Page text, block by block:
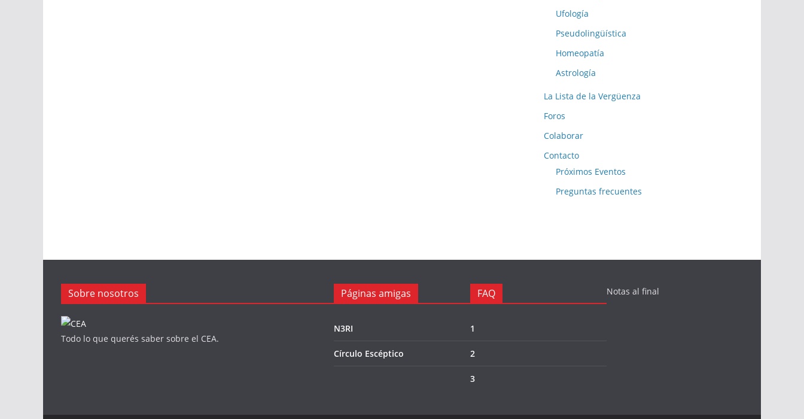
Ufología
Pseudolingüística
Homeopatía
Astrología
La Lista de la Vergüenza
Foros
Colaborar
Contacto
Próximos Eventos
Preguntas frecuentes
Sobre nosotros
Todo lo que querés saber sobre el CEA.
Páginas amigas
N3RI
Círculo Escéptico
FAQ
1
2
3
Notas al final